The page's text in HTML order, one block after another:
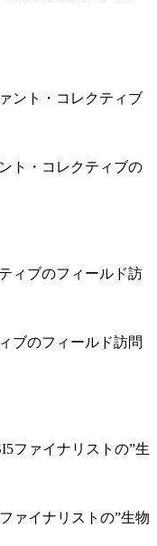
ト・コレクティブの
ブのフィールド訪問
ァイナリストの”生物